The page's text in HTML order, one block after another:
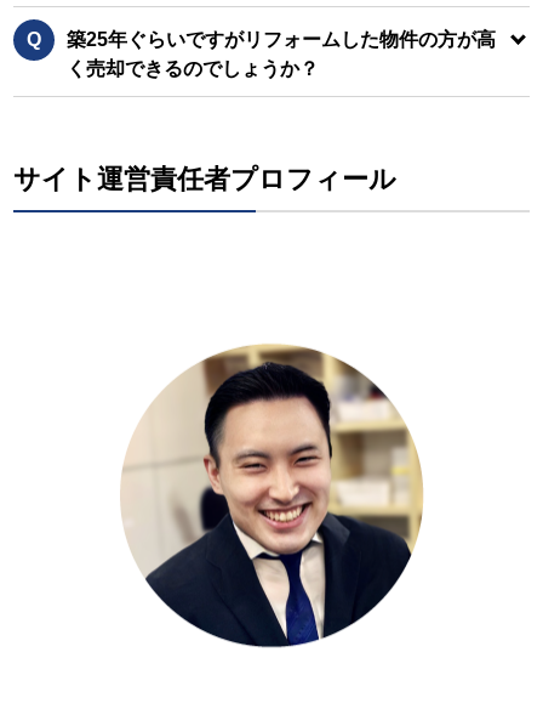
Q
築25年ぐらいですがリフォームした物件の方が高
く売却できるのでしょうか？
サイト運営責任者プロフィール